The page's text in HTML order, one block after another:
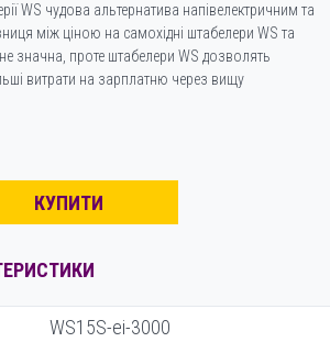
WS чудова альтернатива напівелектричним та
між ціною на самохідні штабелери WS та
значна, проте штабелери WS дозволять
витрати на зарплатню через вищу
КУПИТИ
WS15S-ei-3000